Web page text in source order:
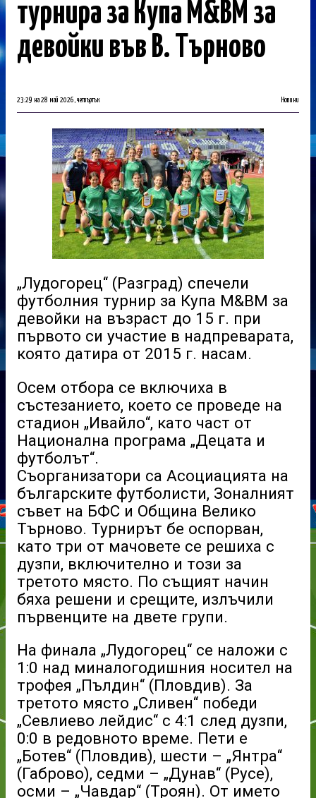
турнира за Купа M&BM за
девойки във В. Търново
23:29 на 28 май 2026, четвъртък Новини
„Лудогорец“ (Разград) спечели
футболния турнир за Купа M&BM за
девойки на възраст до 15 г. при
първото си участие в надпреварата,
която датира от 2015 г. насам.
Осем отбора се включиха в
състезанието, което се проведе на
стадион „Ивайло“, като част от
Национална програма „Децата и
футболът“.
Съорганизатори са Асоциацията на
българските футболисти, Зоналният
съвет на БФС и Община Велико
Търново. Турнирът бе оспорван,
като три от мачовете се решиха с
дузпи, включително и този за
третото място. По същият начин
бяха решени и срещите, излъчили
първенците на двете групи.
На финала „Лудогорец“ се наложи с
1:0 над миналогодишния носител на
трофея „Пълдин“ (Пловдив). За
третото място „Сливен“ победи
„Севлиево лейдис“ с 4:1 след дузпи,
0:0 в редовното време. Пети е
„Ботев“ (Пловдив), шести – „Янтра“
(Габрово), седми – „Дунав“ (Русе),
осми – „Чавдар“ (Троян). От името